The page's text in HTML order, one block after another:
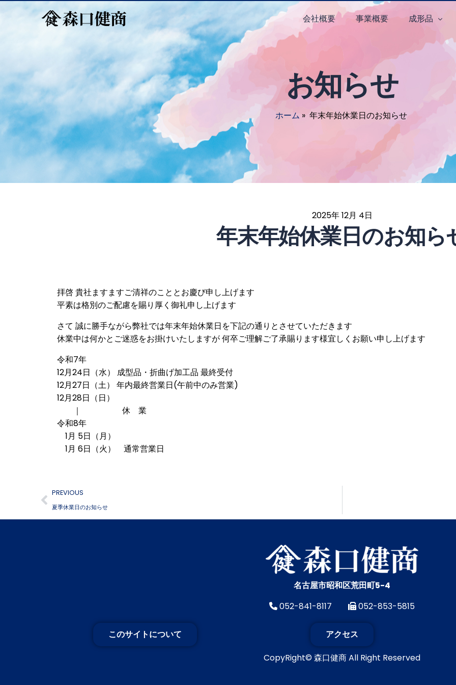
会社概要 事業概要 成形品
お知らせ
ホーム » 年末年始休業日のお知らせ
2025年 12月 4日
年末年始休業日のお知
拝啓 貴社ますますご清祥のこととお慶び申し上げます
平素は格別のご配慮を賜り厚く御礼申し上げます
さて 誠に勝手ながら弊社では年末年始休業日を下記の通りとさせていただきます
休業中は何かとご迷惑をお掛けいたしますが 何卒ご理解ご了承賜ります様宜しくお願い申し上げます
令和7年
12月24日（水） 成型品・折曲げ加工品 最終受付
12月27日（土） 年内最終営業日(午前中のみ営業)
12月28日（日）
｜ 休 業
令和8年
1月 5日（月）
1月 6日（火） 通常営業日
PREVIOUS
夏季休業日のお知らせ
名古屋市昭和区荒田町5-4
052-841-8117
052-853-5815
このサイトについて
アクセス
CopyRight© 森口健商 All Right Reserved